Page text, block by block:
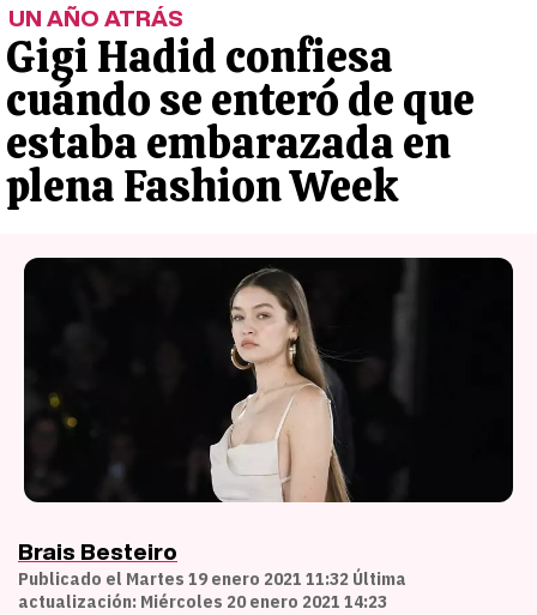
UN AÑO ATRÁS
Gigi Hadid confiesa
cuándo se enteró de que
estaba embarazada en
plena Fashion Week
Brais Besteiro
Publicado el Martes 19 enero 2021 11:32 Última
actualización: Miércoles 20 enero 2021 14:23